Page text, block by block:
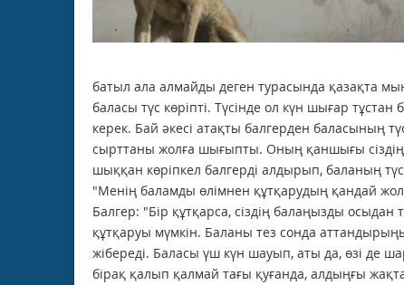
батыл ала алмайды деген турасында қазақта
баласы түс көріпті. Түсінде ол күн шығар
керек. Бай әкесі атақты балгерден баласының
сырттаны жолға шығыпты. Оның қаншығы сіздің
шыққан көріпкел балгерді алдырып, баланың
"Менің баламды өлімнен құтқарудың қандай
Балгер: "Бір құтқарса, сіздің балаңызды осыдан
құтқаруы мүмкін. Баланы тез сонда
жібереді. Баласы үш күн шауып, аты да, өзі де
бірақ қалып қалмай тағы қуғанда, алдыңғы